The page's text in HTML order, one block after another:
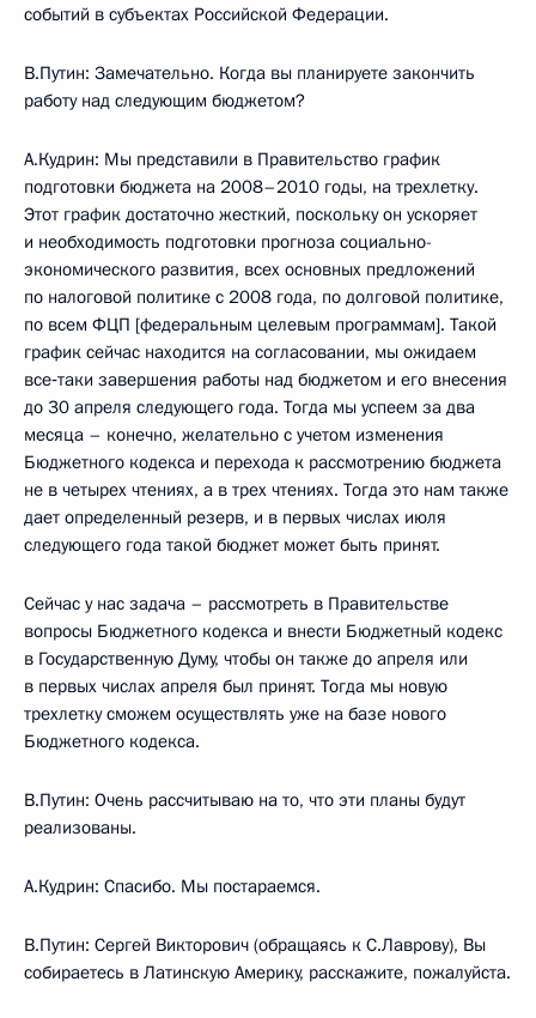
событий в субъектах Российской Федерации.
В.Путин: Замечательно. Когда вы планируете закончить
работу над следующим бюджетом?
А.Кудрин: Мы представили в Правительство график
подготовки бюджета на 2008–2010 годы, на трехлетку.
Этот график достаточно жесткий, поскольку он ускоряет
и необходимость подготовки прогноза социально-
экономического развития, всех основных предложений
по налоговой политике с 2008 года, по долговой политике,
по всем ФЦП [федеральным целевым программам]. Такой
график сейчас находится на согласовании, мы ожидаем
все‑таки завершения работы над бюджетом и его внесения
до 30 апреля следующего года. Тогда мы успеем за два
месяца – конечно, желательно с учетом изменения
Бюджетного кодекса и перехода к рассмотрению бюджета
не в четырех чтениях, а в трех чтениях. Тогда это нам также
дает определенный резерв, и в первых числах июля
следующего года такой бюджет может быть принят.
Сейчас у нас задача – рассмотреть в Правительстве
вопросы Бюджетного кодекса и внести Бюджетный кодекс
в Государственную Думу, чтобы он также до апреля или
в первых числах апреля был принят. Тогда мы новую
трехлетку сможем осуществлять уже на базе нового
Бюджетного кодекса.
В.Путин: Очень рассчитываю на то, что эти планы будут
реализованы.
А.Кудрин: Спасибо. Мы постараемся.
В.Путин: Сергей Викторович (обращаясь к С.Лаврову), Вы
собираетесь в Латинскую Америку, расскажите, пожалуйста.